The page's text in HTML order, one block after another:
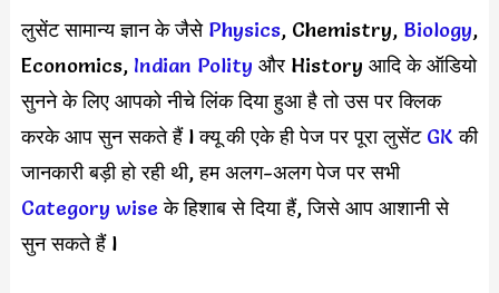
लुसेंट सामान्य ज्ञान के जैसे Physics, Chemistry, Biology,
Economics, Indian Polity और History आदि के ऑडियो
सुनने के लिए आपको नीचे लिंक दिया हुआ है तो उस पर क्लिक
करके आप सुन सकते हैं l क्यू की एके ही पेज पर पूरा लुसेंट GKकी
जानकारी बड़ी हो रही थी, हम अलग-अलग पेज पर सभी
Category wise के हिशाब से दिया हैं, जिसे आप आशानी से
सुन सकते हैं l